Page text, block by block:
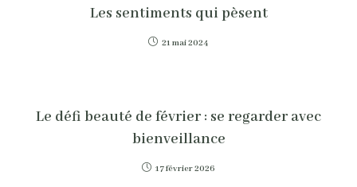
Les sentiments qui pèsent
21 mai 2024
Le défi beauté de février : se regarder avec
bienveillance
17 février 2026